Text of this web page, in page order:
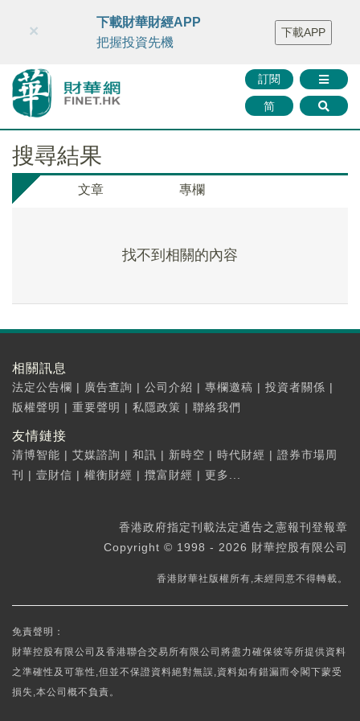
財華智庫網 FINTV FINMETA 財華證券 媒體矩陣
智庫沙龍
聯絡我們
訂閱
简
×
下載財華財經APP
把握投資先機
下載APP
搜尋結果
文章 專欄
找不到相關的內容
相關訊息
法定公告欄 | 廣告查詢 | 公司介紹 | 專欄邀稿 | 投資者關係 |
版權聲明 | 重要聲明 | 私隱政策 | 聯絡我們
友情鏈接
清博智能 | 艾媒諮詢 | 和訊 | 新時空 | 時代財經 | 證券市場周
刊
| 壹財信 | 權衡財經 | 攬富財經 | 更多...
香港政府指定刊載法定通告之憲報刊登報章
Copyright © 1998 - 2026 財華控股有限公司
香港財華社版權所有,未經同意不得轉載。
免責聲明：
財華控股有限公司及香港聯合交易所有限公司將盡力確保彼等所提供資料
之準確性及可靠性,但並不保證資料絕對無誤,資料如有錯漏而令閣下蒙受
損失,本公司概不負責。